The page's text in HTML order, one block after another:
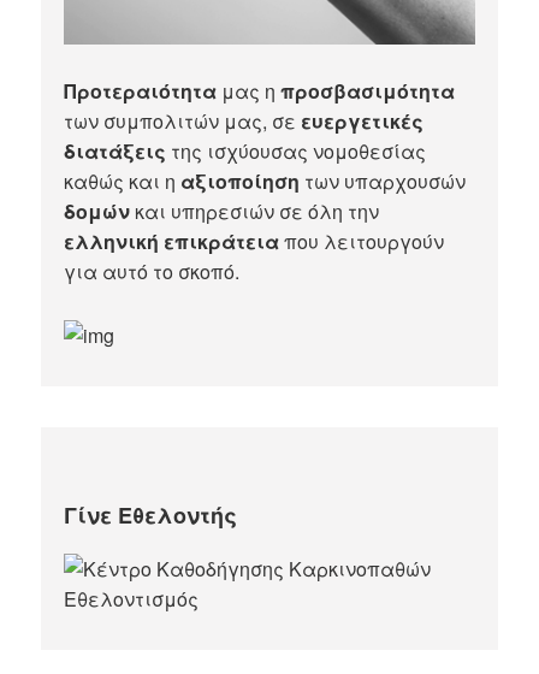
Προτεραιότητα μας ηπροσβασιμότητα
των συμπολιτών μας, σε ευεργετικές
διατάξεις της ισχύουσας νομοθεσίας
καθώς και η αξιοποίηση των υπαρχουσών
δομών και υπηρεσιών σε όλη την
ελληνική επικράτειαπου λειτουργούν
για αυτό το σκοπό.​
Γίνε Εθελοντής